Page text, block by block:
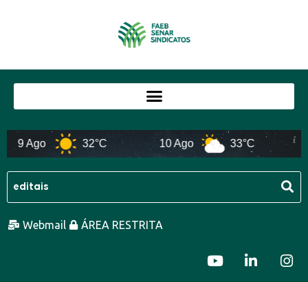
Ago 32°C 10 Ago 33°C 11
Webmail ÁREA RESTRITA